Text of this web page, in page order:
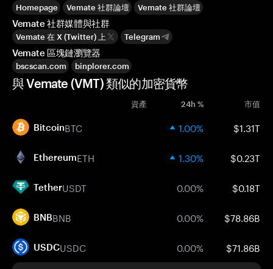
Homepage Vemate 社群論壇 Vemate 社群論壇
Vemate 社群媒體與社群
Vemate 在 X (Twitter) 上 Telegram
Vemate 區塊鏈瀏覽器
bscscan.com binplorer.com
與 Vemate (VMT) 類似的加密貨幣
資產 24h % 市值
BitcoinBTC 1.00% $1.31T
EthereumETH 1.30% $0.23T
TetherUSDT 0.00% $0.18T
BNBBNB 0.00% $78.86B
USDCUSDC 0.00% $71.86B